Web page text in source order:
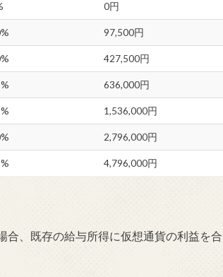
0円
97,500円
427,500円
636,000円
1,536,000円
2,796,000円
4,796,000円
、既存の給与所得に仮想通貨の利益を合